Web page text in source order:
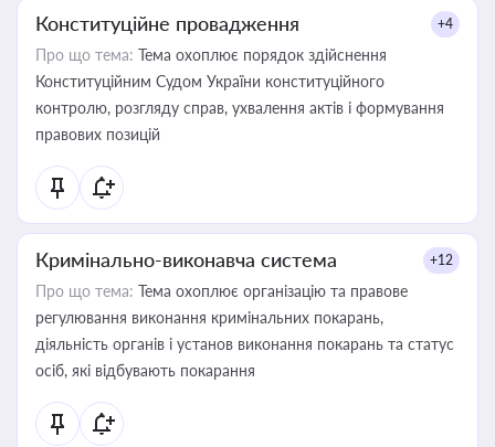
Конституційне провадження +4
Про що тема: Тема охоплює порядок здійснення
Конституційним Судом України конституційного
контролю, розгляду справ, ухвалення актів і формування
правових позицій
Кримінально-виконавча система +12
Про що тема: Тема охоплює організацію та правове
регулювання виконання кримінальних покарань,
діяльність органів і установ виконання покарань та статус
осіб, які відбувають покарання